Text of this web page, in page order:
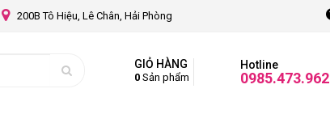
200B Tô Hiệu, Lê Chân, Hải Phòng
Hotline
0985.473.962
GIỎ HÀNG
0 Sản phẩm